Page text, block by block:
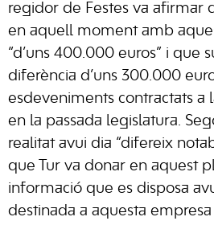
regidor de Festes va afirmar
en aquell moment amb
“d’uns 400.000 euros” i que
diferència d’uns 300.000
esdeveniments contractats a
en la passada legislatura.
realitat avui dia “difereix
que Tur va donar en aquest
informació que es disposa
destinada a aquesta empresa